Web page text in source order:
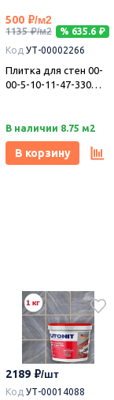
500
1135
% 635.6
Код УТ-00002266
Плитка для стен 00-
00-5-10-11-47-330
В наличии 8.75 м2
В корзину
2189
Код УТ-00014088